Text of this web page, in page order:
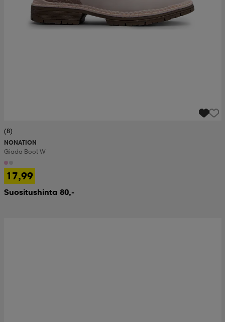
(8)
NONATION
Giada Boot W
17,99
Suositushinta 80,-